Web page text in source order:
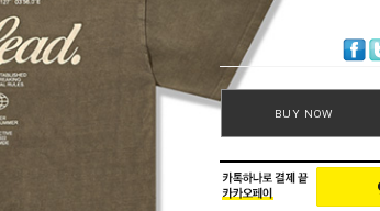
BUY NOW